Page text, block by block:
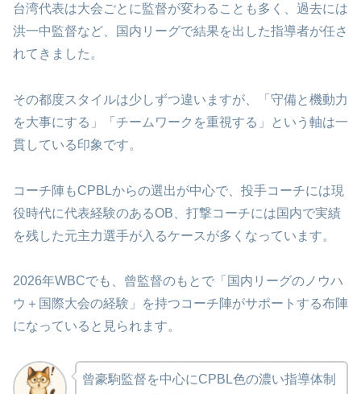
台湾代表は大会ごとに監督が変わることも多く、過去には
洪一中監督など、国内リーグで結果を出した指導者が任さ
れてきました。
その都度スタイルは少しずつ違いますが、「守備と機動力
を大事にする」「チームワークを重視する」という軸は一
貫している印象です。
コーチ陣もCPBLからの選出が中心で、投手コーチには現
役時代に代表経験のあるOB、打撃コーチには国内で実績
を残した元主力選手が入るケースが多くなっています。
2026年WBCでも、曾監督のもとで「国内リーグのノウハ
ウ＋国際大会の経験」を持つコーチ陣がサポートする布陣
になっていると見られます。
曾豪駒監督を中心にCPBL色の濃い指導体制